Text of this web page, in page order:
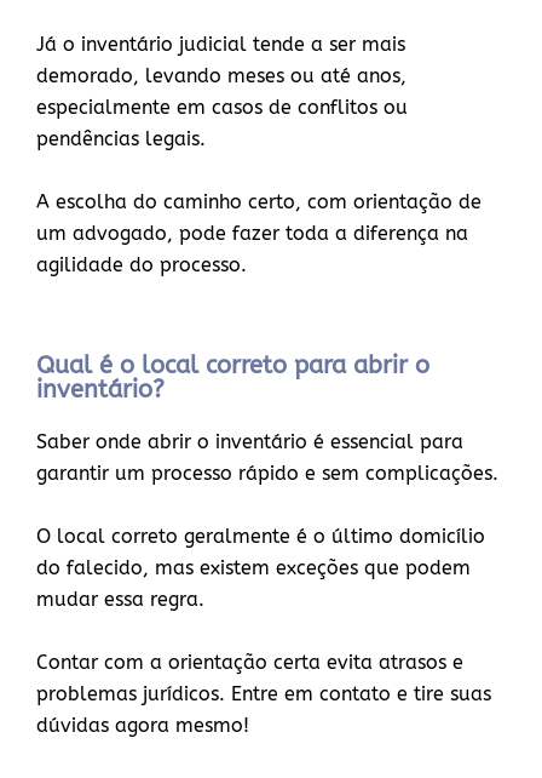
Já o inventário judicial tende a ser mais
demorado, levando meses ou até anos,
especialmente em casos de conflitos ou
pendências legais.
A escolha do caminho certo, com orientação de
um advogado, pode fazer toda a diferença na
agilidade do processo.
Qual é o local correto para abrir o
inventário?
Saber onde abrir o inventário é essencial para
garantir um processo rápido e sem complicações.
O local correto geralmente é o último domicílio
do falecido, mas existem exceções que podem
mudar essa regra.
Contar com a orientação certa evita atrasos e
problemas jurídicos. Entre em contato e tire suas
dúvidas agora mesmo!